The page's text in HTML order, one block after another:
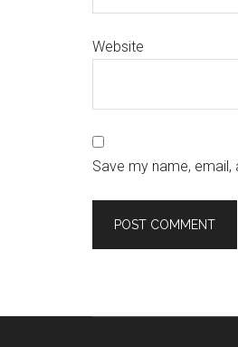
Website
Save my name,